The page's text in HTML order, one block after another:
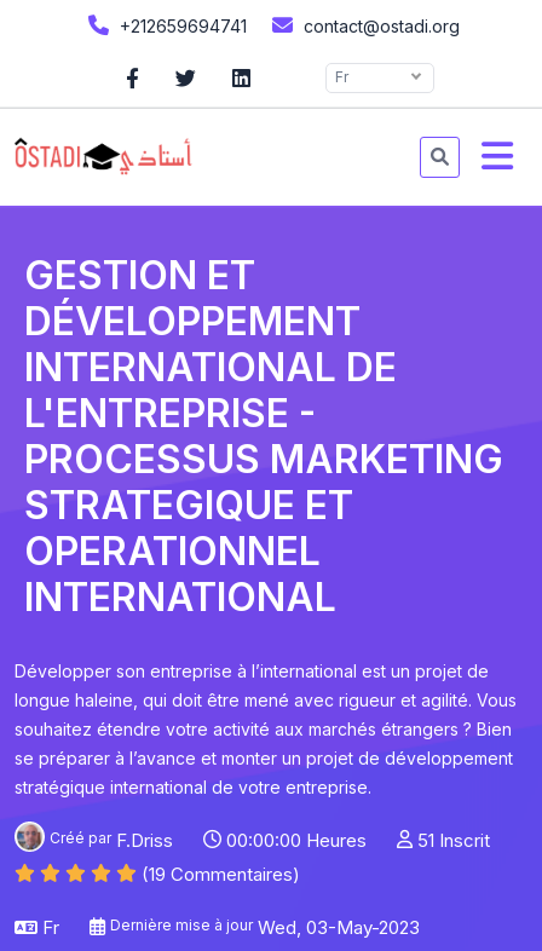
+212659694741 contact@ostadi.org
Fr
GESTION ET
DÉVELOPPEMENT
INTERNATIONAL DE
L'ENTREPRISE -
PROCESSUS MARKETING
STRATEGIQUE ET
OPERATIONNEL
INTERNATIONAL
Développer son entreprise à l’international est un projet de
longue haleine, qui doit être mené avec rigueur et agilité. Vous
souhaitez étendre votre activité aux marchés étrangers ? Bien
se préparer à l’avance et monter un projet de développement
stratégique international de votre entreprise.
Créé par F.Driss 00:00:00 Heures
51 Inscrit
(19 Commentaires)
Fr Dernière mise à jour Wed, 03-May-2023